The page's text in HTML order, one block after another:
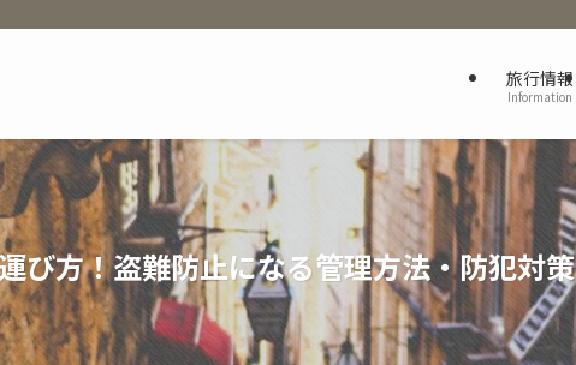
旅行情報
Information
び方！盗難防止になる管理方法・防犯対策